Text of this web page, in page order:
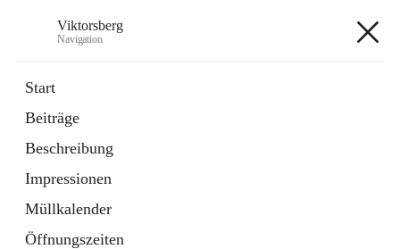
Viktorsberg
Navigation
Start
Beiträge
Beschreibung
Impressionen
Müllkalender
Öffnungszeiten
1 Schnellzugriff
Bürgerservice
10 Schnellzugriffe